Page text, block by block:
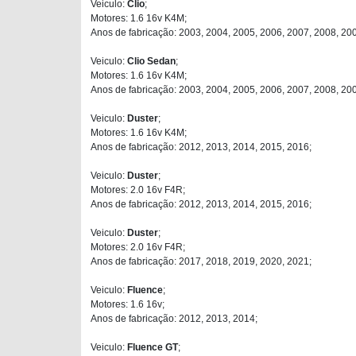
Veiculo: Clio;
Motores: 1.6 16v K4M;
Anos de fabricação: 2003, 2004, 2005, 2006, 2007, 2008,
Veiculo: Clio Sedan;
Motores: 1.6 16v K4M;
Anos de fabricação: 2003, 2004, 2005, 2006, 2007, 2008,
Veiculo: Duster;
Motores: 1.6 16v K4M;
Anos de fabricação: 2012, 2013, 2014, 2015, 2016;
Veiculo: Duster;
Motores: 2.0 16v F4R;
Anos de fabricação: 2012, 2013, 2014, 2015, 2016;
Veiculo: Duster;
Motores: 2.0 16v F4R;
Anos de fabricação: 2017, 2018, 2019, 2020, 2021;
Veiculo: Fluence;
Motores: 1.6 16v;
Anos de fabricação: 2012, 2013, 2014;
Veiculo: Fluence GT;